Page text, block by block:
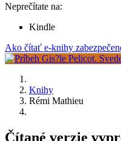
Neprečítate na:
Kindle
Ako čítať e-knihy
Knihy
Rémi Mathieu
Čítané verzie